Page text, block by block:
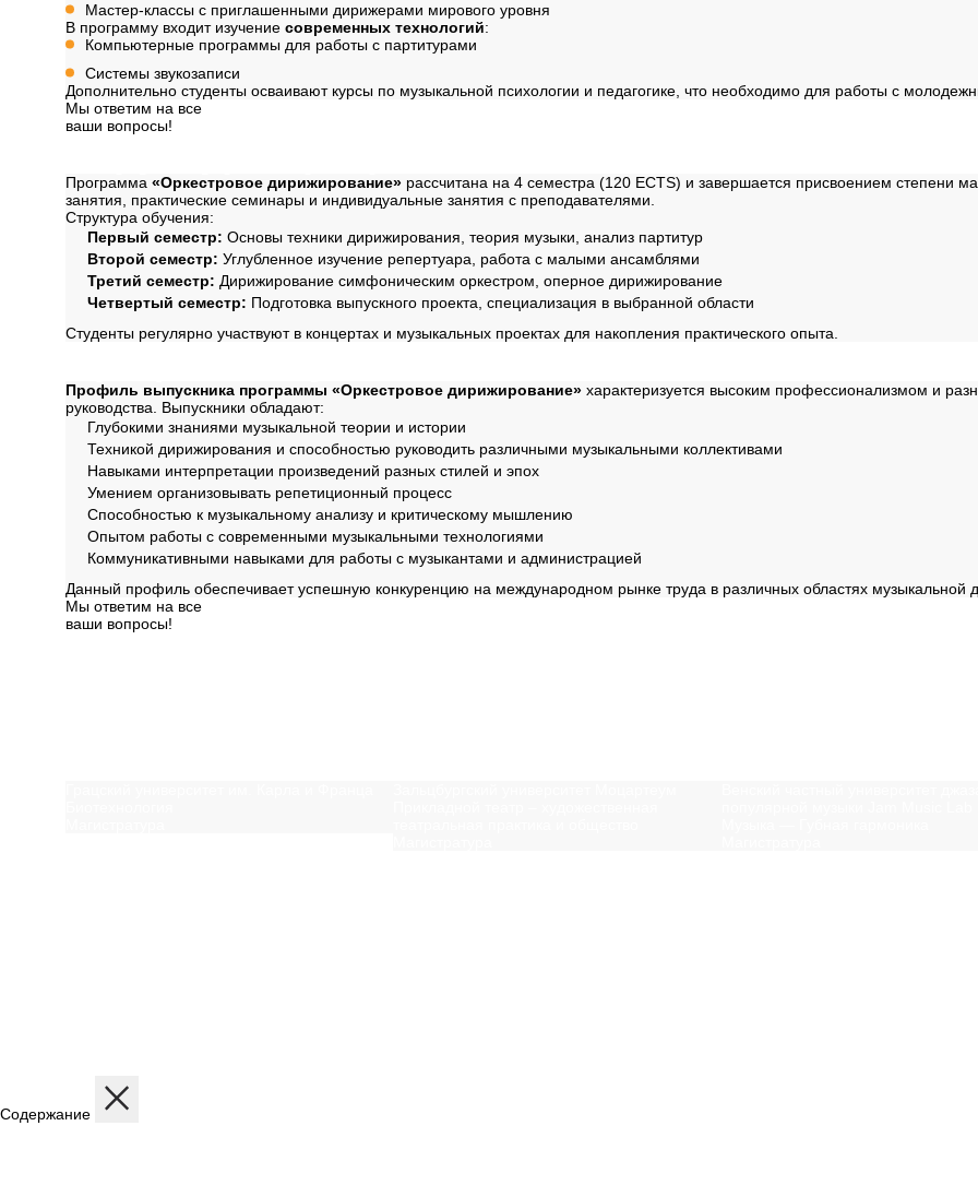
Мастер-классы с приглашенными дирижерами мирового уровня
В программу входит изучение современных технологий:
Компьютерные программы для работы с партитурами
Системы звукозаписи
Дополнительно студенты осваивают курсы по музыкальной психологии и педагогике, что необходимо для работы с
Мы ответим на все
ваши вопросы!
Программа «Оркестровое дирижирование»рассчитана на 4 семестра (120 ECTS) и завершается присвоением степени
занятия, практические семинары и индивидуальные занятия с преподавателями.
Структура обучения:
Первый семестр: Основы техники дирижирования, теория музыки, анализ партитур
Второй семестр: Углубленное изучение репертуара, работа с малыми ансамблями
Третий семестр: Дирижирование симфоническим оркестром, оперное дирижирование
Четвертый семестр: Подготовка выпускного проекта, специализация в выбранной области
Студенты регулярно участвуют в концертах и музыкальных проектах для накопления практического опыта.
Профиль выпускника программы «Оркестровое дирижирование»характеризуется высоким профессионализмом и
руководства. Выпускники обладают:
Глубокими знаниями музыкальной теории и истории
Техникой дирижирования и способностью руководить различными музыкальными коллективами
Навыками интерпретации произведений разных стилей и эпох
Умением организовывать репетиционный процесс
Способностью к музыкальному анализу и критическому мышлению
Опытом работы с современными музыкальными технологиями
Коммуникативными навыками для работы с музыкантами и администрацией
Данный профиль обеспечивает успешную конкуренцию на международном рынке труда в различных областях музыкальной
Мы ответим на все
ваши вопросы!
Содержание